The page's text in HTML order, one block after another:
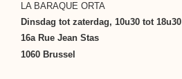
LA BARAQUE ORTA
Dinsdag tot zaterdag, 10u30 tot 18u30
16a Rue Jean Stas
1060 Brussel